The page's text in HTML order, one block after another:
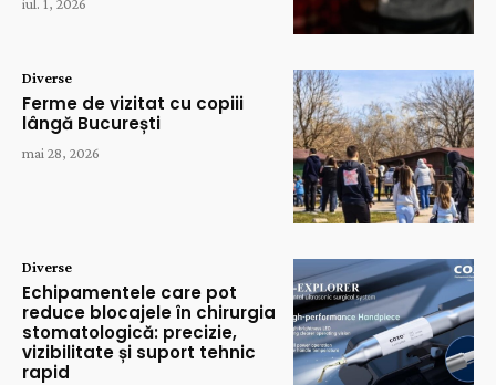
iul. 1, 2026
Diverse
Ferme de vizitat cu copiii
lângă București
mai 28, 2026
Diverse
Echipamentele care pot
reduce blocajele în chirurgia
stomatologică: precizie,
vizibilitate și suport tehnic
rapid